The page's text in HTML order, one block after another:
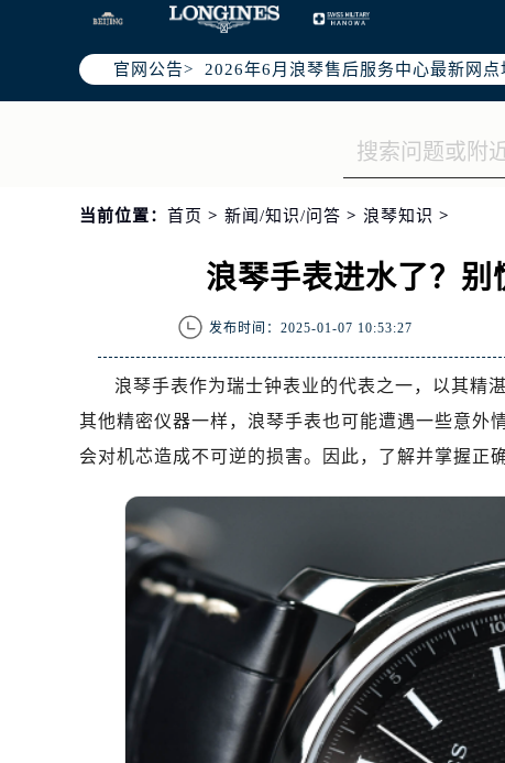
官网公告>
2026年6月哈尔滨市浪琴官方售后客
哈尔滨市道里区友谊西路600号富力中
黑龙江省哈尔滨市道里区友谊西路
当前位置： 首页 > 新闻/知识/问答 > 浪琴知识 >
浪琴手表进水了？别
发布时间：2025-01-07 10:53:27
浪琴手表作为瑞士钟表业的代表之一，以其精
其他精密仪器一样，浪琴手表也可能遭遇一些意外
会对机芯造成不可逆的损害。因此，了解并掌握正